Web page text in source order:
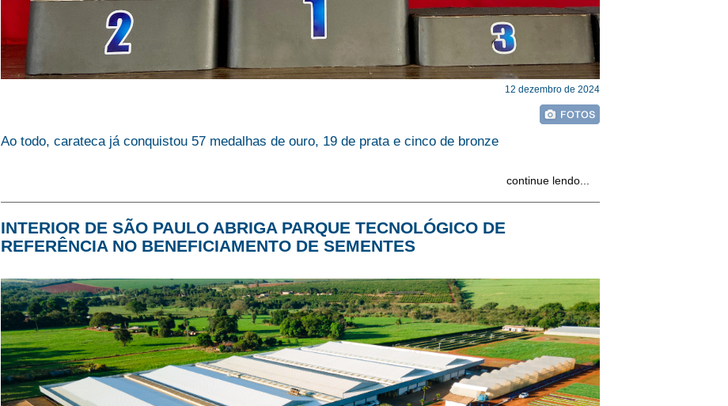
12 dezembro de 2024
Ao todo, carateca já conquistou 57 medalhas de ouro, 19 de prata e cinco de bronze
continue lendo...
INTERIOR DE SÃO PAULO ABRIGA PARQUE TECNOLÓGICO DE
REFERÊNCIA NO BENEFICIAMENTO DE SEMENTES